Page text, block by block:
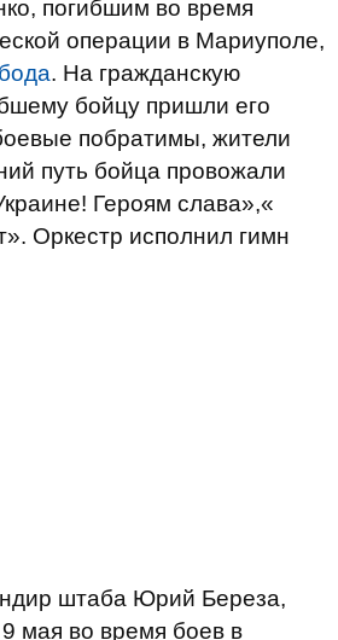
погибшим во время
операции в Мариуполе,
. На гражданскую
бойцу пришли его
побратимы, жители
путь бойца провожали
Героям слава»,«
Оркестр исполнил гимн
штаба Юрий Береза,
мая во время боев в